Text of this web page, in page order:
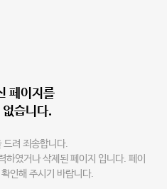
페이지를
없습니다.
드려 죄송합니다.
하였거나 삭제된 페이지 입니다. 페이
인해 주시기 바랍니다.